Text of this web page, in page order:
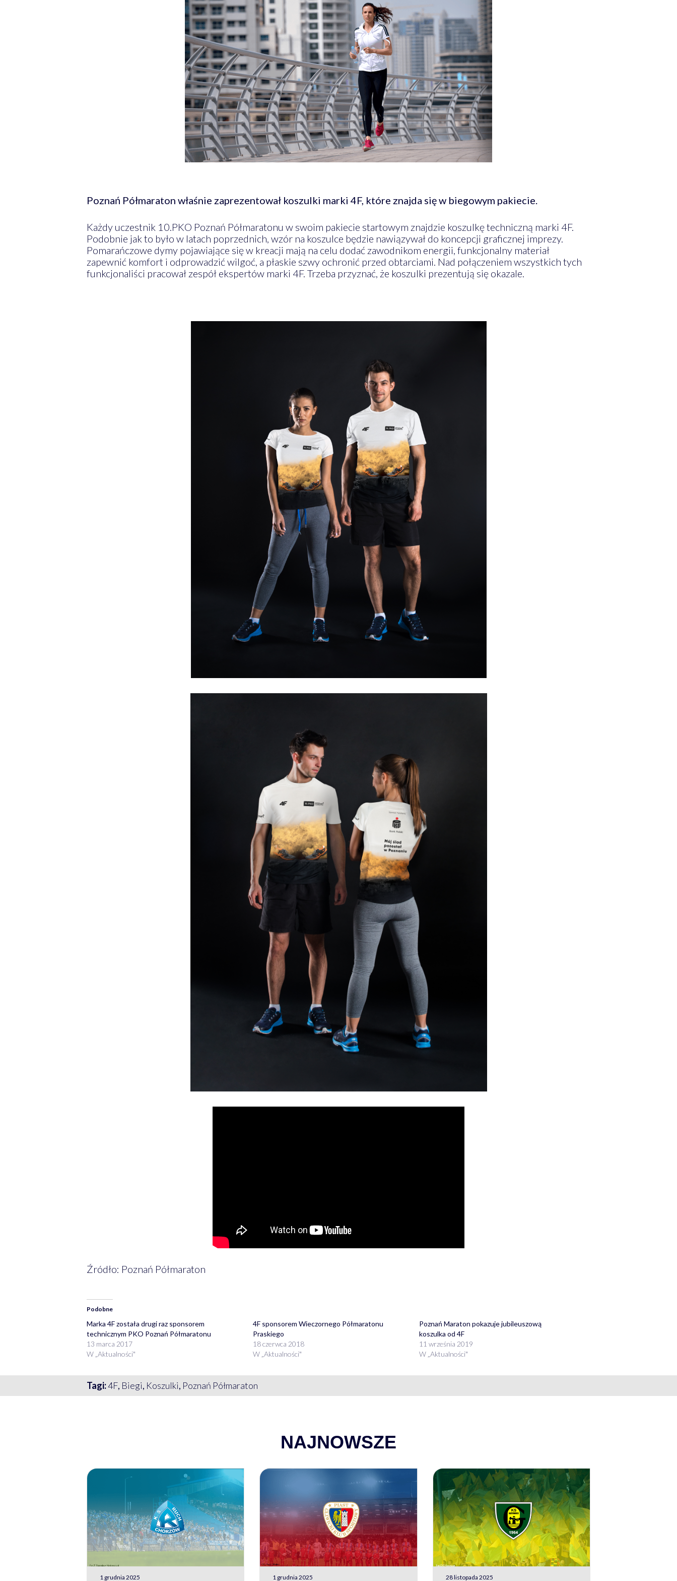
Poznań Półmaraton właśnie zaprezentował koszulki marki 4F, które znajda się w biegowym pakiecie.
Każdy uczestnik 10.PKO Poznań Półmaratonu w swoim pakiecie startowym znajdzie koszulkę techniczną marki 4F.
Podobnie jak to było w latach poprzednich, wzór na koszulce będzie nawiązywał do koncepcji graficznej imprezy.
Pomarańczowe dymy pojawiające się w kreacji mają na celu dodać zawodnikom energii, funkcjonalny materiał
zapewnić komfort i odprowadzić wilgoć, a płaskie szwy ochronić przed obtarciami. Nad połączeniem wszystkich tych
funkcjonaliści pracował zespół ekspertów marki 4F. Trzeba przyznać, że koszulki prezentują się okazale.
Źródło: Poznań Półmaraton
Podobne
Marka 4F została drugi raz sponsorem
technicznym PKO Poznań Półmaratonu
13 marca 2017
W „Aktualności"
4F sponsorem Wieczornego Półmaratonu
Praskiego
18 czerwca 2018
W „Aktualności"
Poznań Maraton pokazuje jubileuszową
koszulka od 4F
11 września 2019
W „Aktualności"
Tagi:4F, Biegi, Koszulki, Poznań Półmaraton
NAJNOWSZE
1 grudnia 2025 1 grudnia 2025 28 listopada 2025